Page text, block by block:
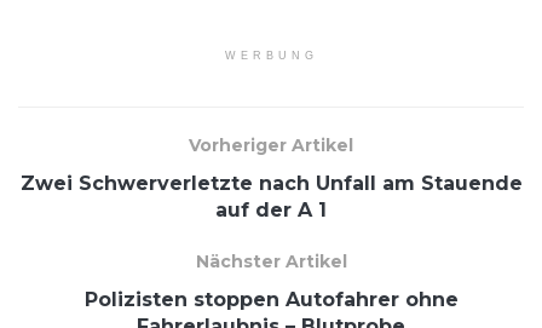
WERBUNG
Vorheriger Artikel
Zwei Schwerverletzte nach Unfall am Stauende
auf der A 1
Nächster Artikel
Polizisten stoppen Autofahrer ohne